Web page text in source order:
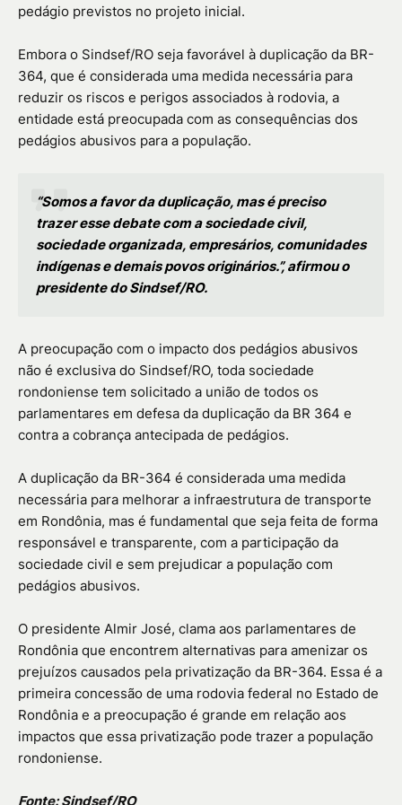
pedágio previstos no projeto inicial.
Embora o Sindsef/RO seja favorável à duplicação da BR-
364, que é considerada uma medida necessária para
reduzir os riscos e perigos associados à rodovia, a
entidade está preocupada com as consequências dos
pedágios abusivos para a população.
“Somos a favor da duplicação, mas é preciso
trazer esse debate com a sociedade civil,
sociedade organizada, empresários, comunidades
indígenas e demais povos originários.”, afirmou o
presidente do Sindsef/RO.
A preocupação com o impacto dos pedágios abusivos
não é exclusiva do Sindsef/RO, toda sociedade
rondoniense tem solicitado a união de todos os
parlamentares em defesa da duplicação da BR 364 e
contra a cobrança antecipada de pedágios.
A duplicação da BR-364 é considerada uma medida
necessária para melhorar a infraestrutura de transporte
em Rondônia, mas é fundamental que seja feita de forma
responsável e transparente, com a participação da
sociedade civil e sem prejudicar a população com
pedágios abusivos.
O presidente Almir José, clama aos parlamentares de
Rondônia que encontrem alternativas para amenizar os
prejuízos causados pela privatização da BR-364. Essa é a
primeira concessão de uma rodovia federal no Estado de
Rondônia e a preocupação é grande em relação aos
impactos que essa privatização pode trazer a população
rondoniense.
Fonte: Sindsef/RO